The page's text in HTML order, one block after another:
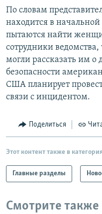
По словам
находится в
пытаются найти
сотрудники
могли рассказать им о
безопасности
США планирует
связи с инцидентом.
Поделиться
Этот контент также в
Главные разделы
Смотрите также